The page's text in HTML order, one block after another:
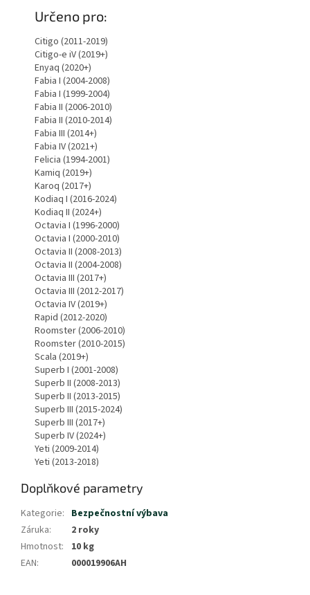
Určeno pro:
Citigo (2011-2019)
Citigo-e iV (2019+)
Enyaq (2020+)
Fabia I (2004-2008)
Fabia I (1999-2004)
Fabia II (2006-2010)
Fabia II (2010-2014)
Fabia III (2014+)
Fabia IV (2021+)
Felicia (1994-2001)
Kamiq (2019+)
Karoq (2017+)
Kodiaq I (2016-2024)
Kodiaq II (2024+)
Octavia I (1996-2000)
Octavia I (2000-2010)
Octavia II (2008-2013)
Octavia II (2004-2008)
Octavia III (2017+)
Octavia III (2012-2017)
Octavia IV (2019+)
Rapid (2012-2020)
Roomster (2006-2010)
Roomster (2010-2015)
Scala (2019+)
Superb I (2001-2008)
Superb II (2008-2013)
Superb II (2013-2015)
Superb III (2015-2024)
Superb III (2017+)
Superb IV (2024+)
Yeti (2009-2014)
Yeti (2013-2018)
Doplňkové parametry
Kategorie: Bezpečnostní výbava
Záruka:
2 roky
Hmotnost:
10 kg
EAN: 000019906AH